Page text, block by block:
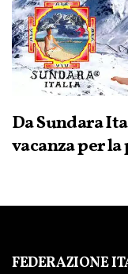
Da Sundara
vacanza per
FEDERAZIONE